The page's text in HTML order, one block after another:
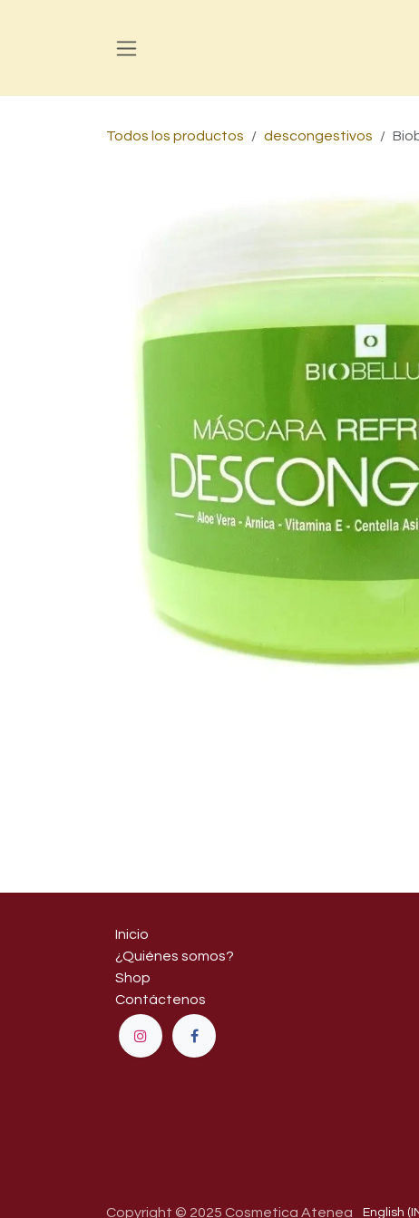
Todos los productos descongestivos
Inicio
¿Quiénes somos?
Shop
Contáctenos
Copyright © 2025 Cosmetica Atenea English